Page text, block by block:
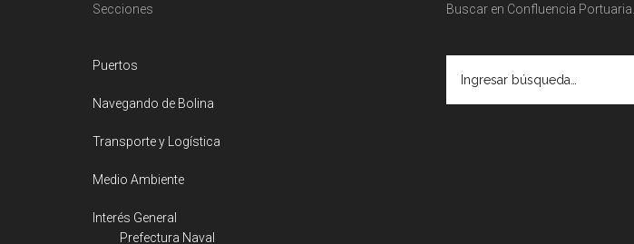
Secciones
Puertos
Navegando de Bolina
Transporte y Logística
Medio Ambiente
Interés General
Prefectura Naval
Buscar en Confluencia Portuaria…
búsqueda…